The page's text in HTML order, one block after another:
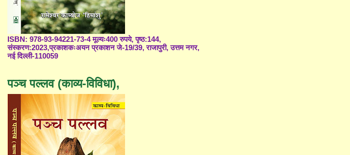
ISBN: 978-93-94221-73-4 मूल्यः400 रुपये, पृष्ठ:144,
संस्करण:2023,प्रकाशकःअयन प्रकाशन जे-19/39, राजापुरी, उत्तम नगर,
नई दिल्ली-110059
पञ्च पल्लव (काव्य-विविधा),